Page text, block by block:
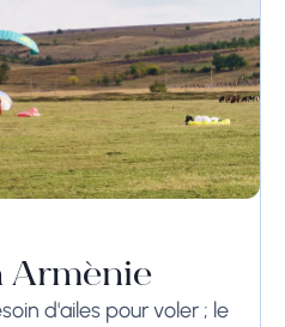
Arménie
d'ailes pour voler ; le